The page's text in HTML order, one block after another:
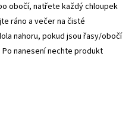
obočí, natřete každý chloupek
ráno a večer na čisté
nahoru, pokud jsou řasy/obočí
nanesení nechte produkt